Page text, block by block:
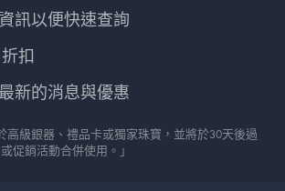
訊以便快速查詢
扣
新的消息與優惠
高級銀器、禮品卡或獨家珠寶，並將於30天後過
促銷活動合併使用。」